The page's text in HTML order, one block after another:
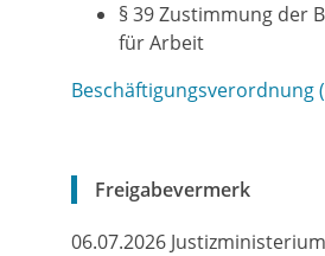
§ 39 Zustimmung der
für Arbeit
Beschäftigungsverordnung
Freigabevermerk
06.07.2026